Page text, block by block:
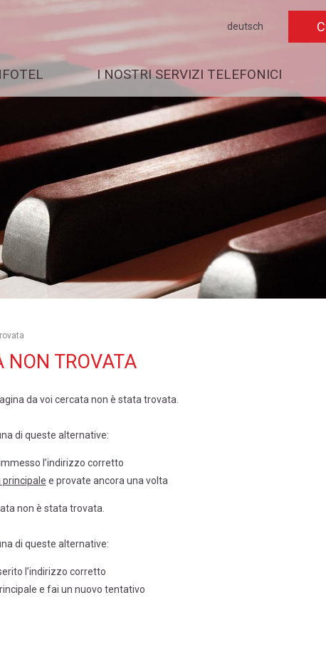
deutsch
I NOSTRI SERVIZI TELEFONICI
NON TROVATA
da voi cercata non è stata trovata.
di queste alternative:
l’indirizzo corretto
principale e provate ancora una volta
non è stata trovata.
di queste alternative:
l’indirizzo corretto
e fai un nuovo tentativo